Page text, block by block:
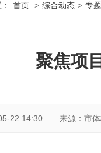
首页 > 综合动态 > 专
聚焦项
22 14:30 来源：市